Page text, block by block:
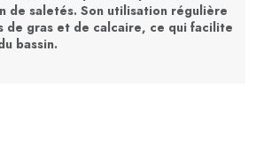
de saletés. Son utilisation régulière
de gras et de calcaire, ce qui facilite
bassin.